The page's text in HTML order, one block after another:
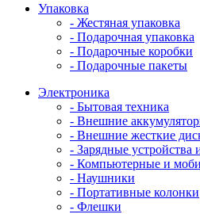
Упаковка
- Жестяная упаковка
- Подарочная упаковка
- Подарочные коробки
- Подарочные пакеты
Электроника
- Бытовая техника
- Внешние
- Внешние жесткие
- Зарядные устройства
- Компьютерные и
- Наушники
- Портативные колонки
- Флешки